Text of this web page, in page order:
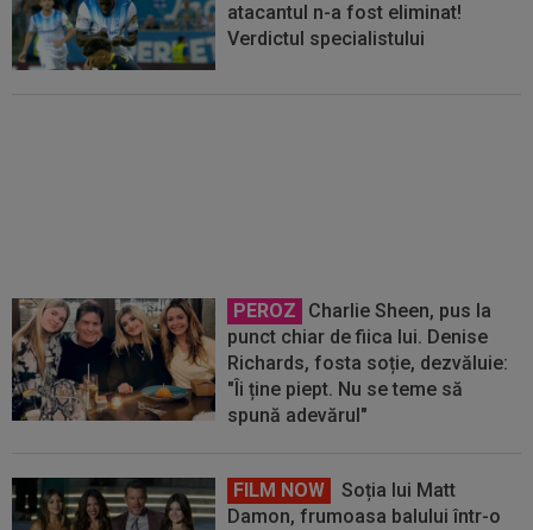
atacantul n-a fost eliminat!
Verdictul specialistului
PEROZ
Charlie Sheen, pus la
punct chiar de fiica lui. Denise
Richards, fosta soție, dezvăluie:
"Îi ține piept. Nu se teme să
spună adevărul"
FILM NOW
Soția lui Matt
Damon, frumoasa balului într-o